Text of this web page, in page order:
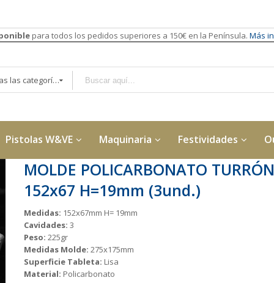
para todos los pedidos superiores a 150€ en la Península. Más
Todas las categorías
Pistolas W&VE Maquinaria Festividades
MOLDE POLICARBONATO TURRÓN
152x67 H=19mm (3und.)
Medidas: 152x67mm H= 19mm
Cavidades: 3
Peso: 225gr
Medidas Molde: 275x175mm
Superficie Tableta: Lisa
Material: Policarbonato